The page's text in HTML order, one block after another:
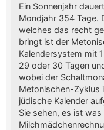
Ein Sonnenjahr
Mondjahr 354 Tage.
welches das recht
bringt ist der
Kalendersystem mit
29 oder 30 Tagen
wobei der
Metonischen-Zyklus
jüdische Kalender
Sie sehen, es ist